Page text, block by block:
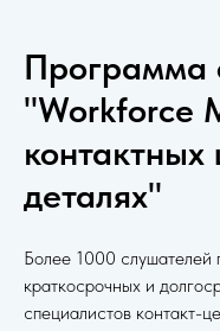
Программа
"Workforce
контактных
деталях"
Более 1000 слушателей
краткосрочных и
специалистов контакт-